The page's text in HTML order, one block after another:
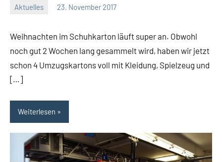
Aktuelles 23. November 2017
Weihnachten im Schuhkarton läuft super an. Obwohl
noch gut 2 Wochen lang gesammelt wird, haben wir jetzt
schon 4 Umzugskartons voll mit Kleidung, Spielzeug und
[…]
Weiterlesen